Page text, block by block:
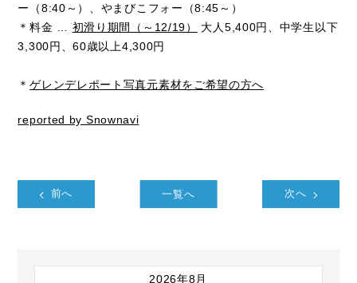
ー（8:40～）、やまびこフォー（8:45～）
＊料金 … 初滑り期間（～12/19）
大人5,400円、中学生以下
3,300円、60歳以上4,300円
＊ゲレンデレポート写真元素材をご希望の方へ
reported by Snownavi
前へ 一覧へ 次へ
2026年8月